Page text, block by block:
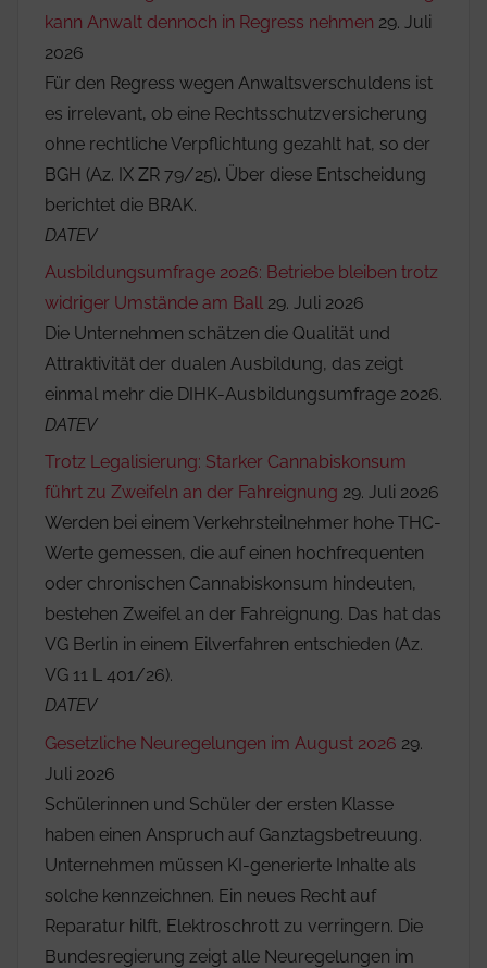
kann Anwalt dennoch in Regress nehmen 29. Juli
2026
Für den Regress wegen Anwaltsverschuldens ist
es irrelevant, ob eine Rechtsschutzversicherung
ohne rechtliche Verpflichtung gezahlt hat, so der
BGH (Az. IX ZR 79/25). Über diese Entscheidung
berichtet die BRAK.
DATEV
Ausbildungsumfrage 2026: Betriebe bleiben trotz
widriger Umstände am Ball 29. Juli 2026
Die Unternehmen schätzen die Qualität und
Attraktivität der dualen Ausbildung, das zeigt
einmal mehr die DIHK-Ausbildungsumfrage 2026.
DATEV
Trotz Legalisierung: Starker Cannabiskonsum
führt zu Zweifeln an der Fahreignung 29. Juli 2026
Werden bei einem Verkehrsteilnehmer hohe THC-
Werte gemessen, die auf einen hochfrequenten
oder chronischen Cannabiskonsum hindeuten,
bestehen Zweifel an der Fahreignung. Das hat das
VG Berlin in einem Eilverfahren entschieden (Az.
VG 11 L 401/26).
DATEV
Gesetzliche Neuregelungen im August 2026 29.
Juli 2026
Schülerinnen und Schüler der ersten Klasse
haben einen Anspruch auf Ganztagsbetreuung.
Unternehmen müssen KI-generierte Inhalte als
solche kennzeichnen. Ein neues Recht auf
Reparatur hilft, Elektroschrott zu verringern. Die
Bundesregierung zeigt alle Neuregelungen im